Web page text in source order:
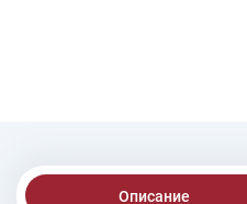
Описание